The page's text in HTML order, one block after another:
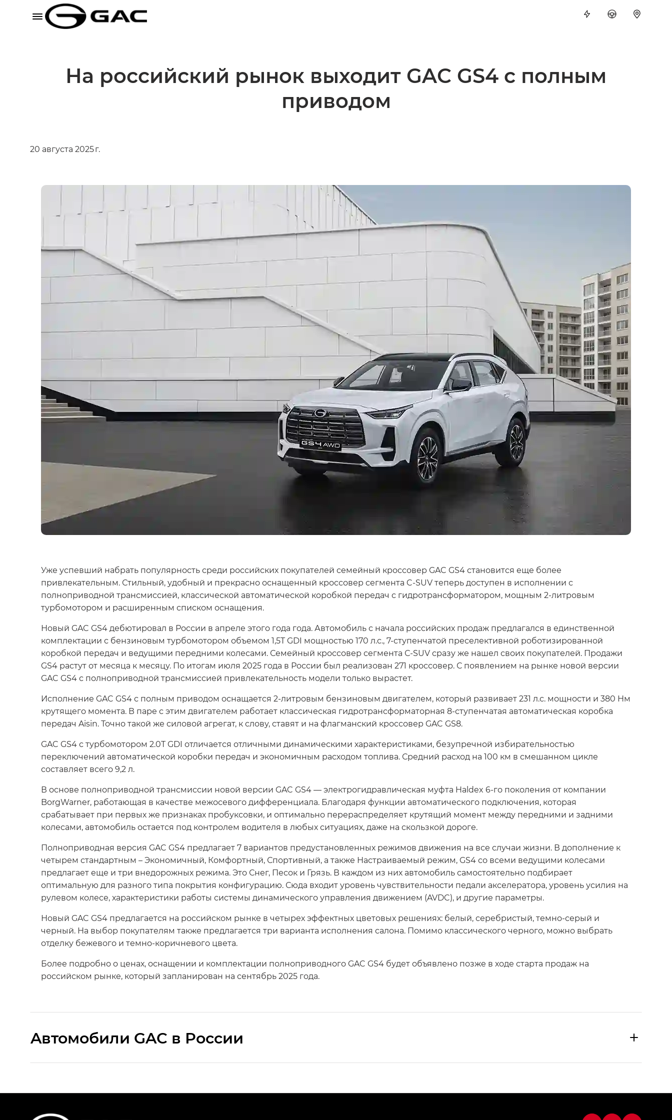
На российский рынок выходит GAC GS4 с полным
приводом
20 августа 2025 г.
Уже успевший набрать популярность среди российских покупателей семейный кроссовер GAC GS4 становится еще более
привлекательным. Стильный, удобный и прекрасно оснащенный кроссовер сегмента C-SUV теперь доступен в исполнении с
полноприводной трансмиссией, классической автоматической коробкой передач с гидротрансформатором, мощным 2-литровым
турбомотором и расширенным списком оснащения.
Новый GAC GS4 дебютировал в России в апреле этого года года. Автомобиль с начала российских продаж предлагался в единственной
комплектации с бензиновым турбомотором объемом 1,5T GDI мощностью 170 л.с., 7-ступенчатой преселективной роботизированной
коробкой передач и ведущими передними колесами. Семейный кроссовер сегмента С-SUV сразу же нашел своих покупателей. Продажи
GS4 растут от месяца к месяцу. По итогам июля 2025 года в России был реализован 271 кроссовер. С появлением на рынке новой версии
GAC GS4 с полноприводной трансмиссией привлекательность модели только вырастет.
Исполнение GAC GS4 с полным приводом оснащается 2-литровым бензиновым двигателем, который развивает 231 л.с. мощности и 380 Нм
крутящего момента. В паре с этим двигателем работает классическая гидротрансформаторная 8-ступенчатая автоматическая коробка
передач Aisin. Точно такой же силовой агрегат, к слову, ставят и на флагманский кроссовер GAC GS8.
GAC GS4 с турбомотором 2.0T GDI отличается отличными динамическими характеристиками, безупречной избирательностью
переключений автоматической коробки передач и экономичным расходом топлива. Средний расход на 100 км в смешанном цикле
составляет всего 9,2 л.
В основе полноприводной трансмиссии новой версии GAC GS4 — электрогидравлическая муфта Haldex 6-го поколения от компании
BorgWarner, работающая в качестве межосевого дифференциала. Благодаря функции автоматического подключения, которая
срабатывает при первых же признаках пробуксовки, и оптимально перераспределяет крутящий момент между передними и задними
колесами, автомобиль остается под контролем водителя в любых ситуациях, даже на скользкой дороге.
Полноприводная версия GAC GS4 предлагает 7 вариантов предустановленных режимов движения на все случаи жизни. В дополнение к
четырем стандартным – Экономичный, Комфортный, Спортивный, а также Настраиваемый режим, GS4 со всеми ведущими колесами
предлагает еще и три внедорожных режима. Это Снег, Песок и Грязь. В каждом из них автомобиль самостоятельно подбирает
оптимальную для разного типа покрытия конфигурацию. Сюда входит уровень чувствительности педали акселератора, уровень усилия на
рулевом колесе, характеристики работы системы динамического управления движением (AVDC), и другие параметры.
Новый GAC GS4 предлагается на российском рынке в четырех эффектных цветовых решениях: белый, серебристый, темно-серый и
черный. На выбор покупателям также предлагается три варианта исполнения салона. Помимо классического черного, можно выбрать
отделку бежевого и темно-коричневого цвета.
Более подробно о ценах, оснащении и комплектации полноприводного GAC GS4 будет объявлено позже в ходе старта продаж на
российском рынке, который запланирован на сентябрь 2025 года.
Aвтомобили GAC в России